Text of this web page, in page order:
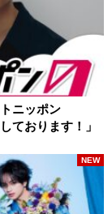
ニッポン
ております！」
NEW